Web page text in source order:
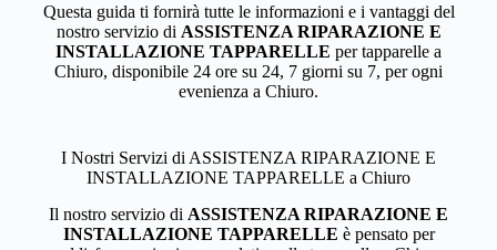
Questa guida ti fornirà tutte le informazioni e i vantaggi del
nostro servizio di ASSISTENZA RIPARAZIONE E
INSTALLAZIONE TAPPARELLE per tapparelle a
Chiuro, disponibile 24 ore su 24, 7 giorni su 7, per ogni
evenienza a Chiuro.
I Nostri Servizi di ASSISTENZA RIPARAZIONE E
INSTALLAZIONE TAPPARELLE a Chiuro
Il nostro servizio di ASSISTENZA RIPARAZIONE E
INSTALLAZIONE TAPPARELLE è pensato per